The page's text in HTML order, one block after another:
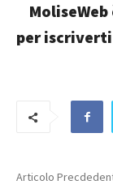
per iscriverti
Articolo